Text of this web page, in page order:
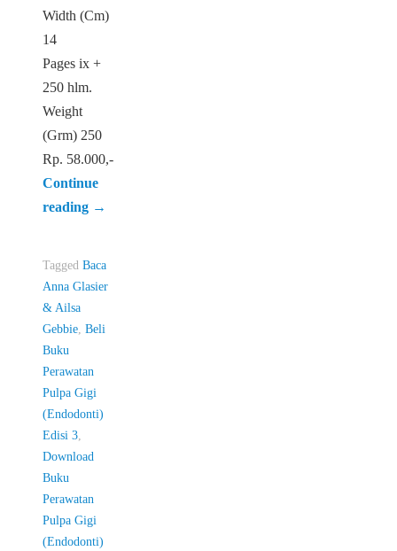
Width (Cm)
14
Pages ix +
250 hlm.
Weight
(Grm) 250
Rp. 58.000,-
Continue
reading →
Tagged Baca
Anna Glasier
& Ailsa
Gebbie Beli
Buku
Perawatan
Pulpa Gigi
(Endodonti)
Edisi 3
Download
Buku
Perawatan
Pulpa Gigi
(Endodonti)